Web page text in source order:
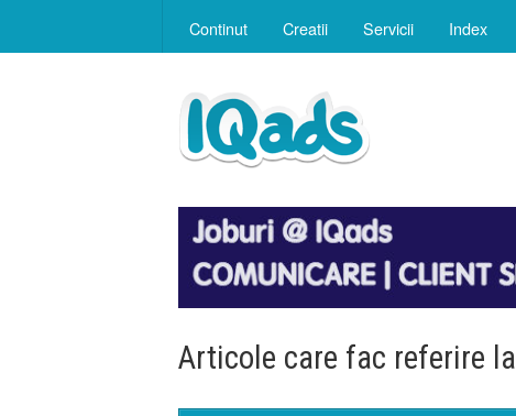
Continut Creatii Servicii Index
Articole care fac referire la